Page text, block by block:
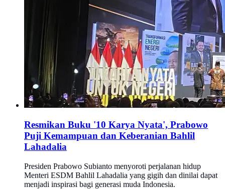
Resmikan Buku '10 Karya Nyata', Prabowo
Puji Kemampuan dan Keberanian Bahlil
Lahadalia
Presiden Prabowo Subianto menyoroti perjalanan hidup
Menteri ESDM Bahlil Lahadalia yang gigih dan dinilai dapat
menjadi inspirasi bagi generasi muda Indonesia.